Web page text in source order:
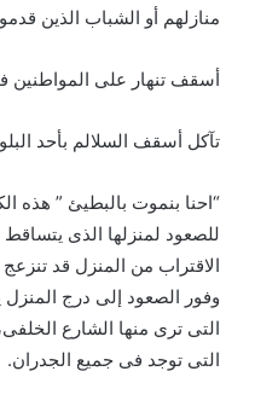
منازلهم أو الشباب الذين
أسقف تنهار على
تآكل أسقف السلالم بأحد
“احنا بنموت بالبطيئ ” هذه
للصعود لمنزلها الذى
الاقتراب من المنزل قد
وفور الصعود إلى درج
التى ترى منها الشارع
التى توجد فى جميع الجدران.